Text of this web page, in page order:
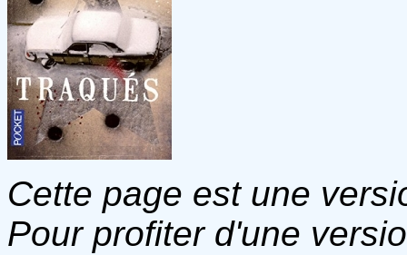
Cette page est une
Pour profiter d'une